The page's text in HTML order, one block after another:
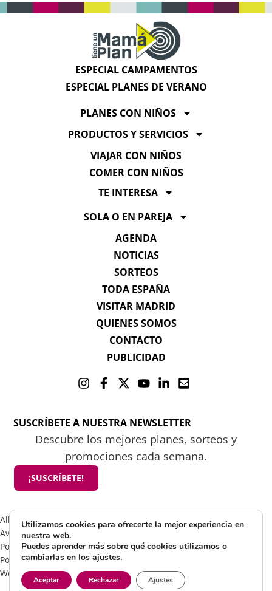
ESPECIAL CAMPAMENTOS
ESPECIAL PLANES DE VERANO
PLANES CON NIÑOS
PRODUCTOS Y SERVICIOS
VIAJAR CON NIÑOS
COMER CON NIÑOS
TE INTERESA
SOLA O EN PAREJA
AGENDA
NOTICIAS
SORTEOS
TODA ESPAÑA
VISITAR MADRID
QUIENES SOMOS
CONTACTO
PUBLICIDAD
SUSCRÍBETE A NUESTRA NEWSLETTER
Descubre los mejores planes, sorteos y
promociones cada semana.
¡SUSCRÍBETE!
All rights reserved 2025 ©Mamá tiene un plan
Aviso Legal
Política de Cookies
Política de Privacidad
Web by Visible Marketing
Utilizamos cookies para ofrecerte la mejor experiencia en
nuestra web.
Puedes aprender más sobre qué cookies utilizamos o
cambiarlas en los ajustes.
Aceptar Rechazar Ajustes